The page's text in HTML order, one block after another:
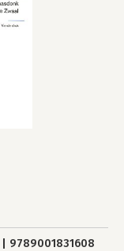
9789001831608